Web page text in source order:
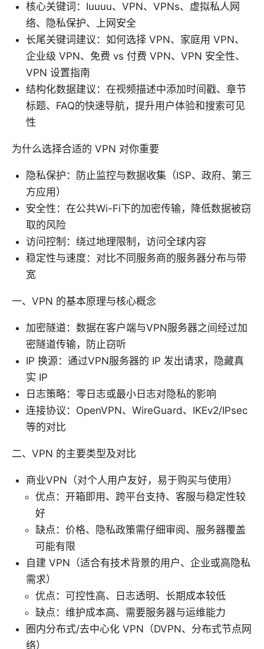
核心关键词：Iuuuu、VPN、VPNs、虚拟私人网
络、隐私保护、上网安全
长尾关键词建议：如何选择 VPN、家庭用 VPN、
企业级 VPN、免费 vs 付费 VPN、VPN 安全性、
VPN 设置指南
结构化数据建议：在视频描述中添加时间戳、章节
标题、FAQ的快速导航，提升用户体验和搜索可见
性
为什么选择合适的 VPN 对你重要
隐私保护：防止监控与数据收集（ISP、政府、第三
方应用）
安全性：在公共Wi-Fi下的加密传输，降低数据被窃
取的风险
访问控制：绕过地理限制，访问全球内容
稳定性与速度：对比不同服务商的服务器分布与带
宽
一、VPN 的基本原理与核心概念
加密隧道：数据在客户端与VPN服务器之间经过加
密隧道传输，防止窃听
IP 换源：通过VPN服务器的 IP 发出请求，隐藏真
实 IP
日志策略：零日志或最小日志对隐私的影响
连接协议：OpenVPN、WireGuard、IKEv2/IPsec
等的对比
二、VPN 的主要类型及对比
商业VPN（对个人用户友好，易于购买与使用）
优点：开箱即用、跨平台支持、客服与稳定性较
好
缺点：价格、隐私政策需仔细审阅、服务器覆盖
可能有限
自建 VPN（适合有技术背景的用户、企业或高隐私
需求）
优点：可控性高、日志透明、长期成本较低
缺点：维护成本高、需要服务器与运维能力
圈内分布式/去中心化 VPN（DVPN、分布式节点网
络）